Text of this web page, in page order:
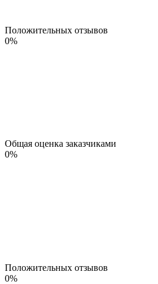
Положительных отзывов
0%
Общая оценка заказчиками
0%
Положительных отзывов
0%